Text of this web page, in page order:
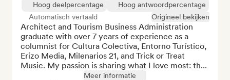
Hoog deelpercentage
Hoog antwoordpercentage
Automatisch vertaald
Origineel bekijken
Architect and Tourism Business Administration
graduate with over 7 years of experience as a
columnist for Cultura Colectiva, Entorno Turístico,
Erizo Media, Milenarios 21, and Trick or Treat
Music. My passion is sharing what I love most: th...
Meer informatie